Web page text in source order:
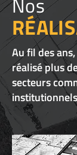
Au fil des
réalisé plus
secteurs